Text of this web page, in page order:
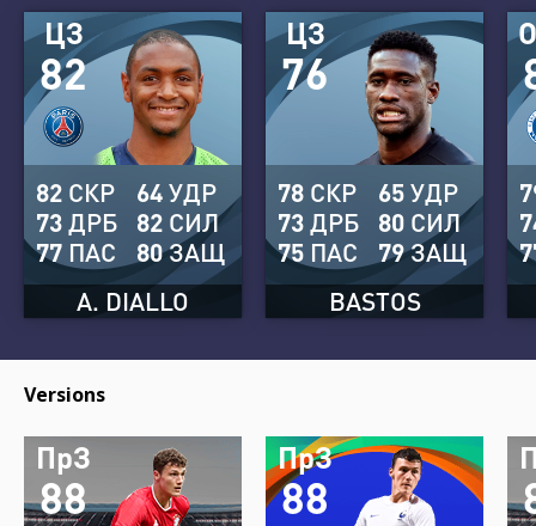
82
ЦЗ
A. DIALLO
82 СКР
73ДРБ
77 ПАС
64УДР
82 СИЛ
80ЗАЩ
76
ЦЗ
BASTOS
78 СКР
73ДРБ
75 ПАС
65УДР
80 СИЛ
79ЗАЩ
Versions
88
ПрЗ
88
ПрЗ